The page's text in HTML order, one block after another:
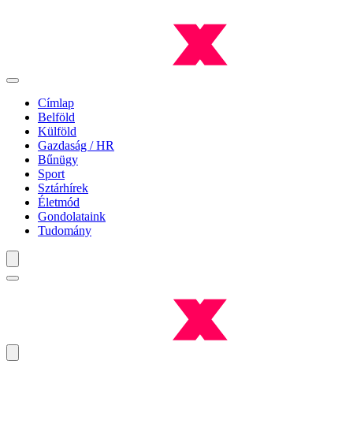
Címlap
Belföld
Külföld
Gazdaság / HR
Bűnügy
Sport
Sztárhírek
Életmód
Gondolataink
Tudomány